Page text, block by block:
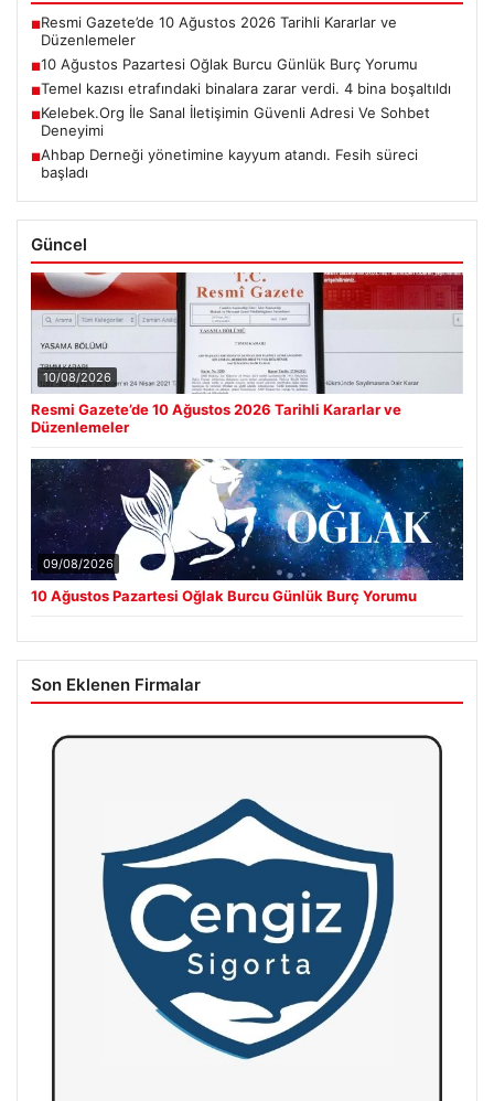
■Resmi Gazete’de 10 Ağustos 2026 Tarihli Kararlar ve
Düzenlemeler
■10 Ağustos Pazartesi Oğlak Burcu Günlük Burç Yorumu
■Temel kazısı etrafındaki binalara zarar verdi. 4 bina boşaltıldı
■Kelebek.Org İle Sanal İletişimin Güvenli Adresi Ve Sohbet
Deneyimi
■Ahbap Derneği yönetimine kayyum atandı. Fesih süreci
başladı
Güncel
10/08/2026
Resmi Gazete’de 10 Ağustos 2026 Tarihli Kararlar ve
Düzenlemeler
09/08/2026
10 Ağustos Pazartesi Oğlak Burcu Günlük Burç Yorumu
Son Eklenen Firmalar